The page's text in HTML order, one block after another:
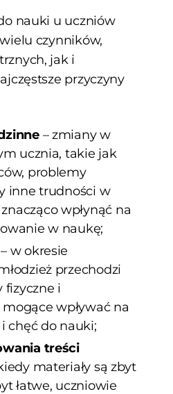
nauki u uczniów
czynników,
jak i
przyczyny
– zmiany w
ucznia, takie jak
problemy
inne trudności w
wpłynąć na
w naukę;
w okresie
przechodzi
fizyczne i
wpływać na
chęć do nauki;
treści
materiały są zbyt
łatwe, uczniowie